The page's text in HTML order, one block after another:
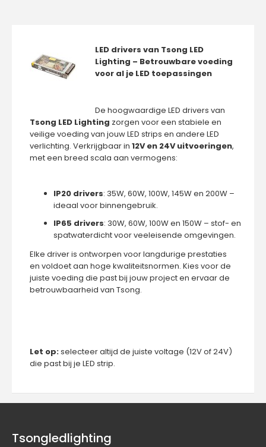
LED drivers van Tsong LED
Lighting – Betrouwbare voeding
voor al je LED toepassingen
De hoogwaardige LED drivers van
Tsong LED Lighting zorgen voor een stabiele en
veilige voeding van jouw LED strips en andere LED
verlichting. Verkrijgbaar in 12V en 24V uitvoeringen,
met een breed scala aan vermogens:
IP20 drivers: 35W, 60W, 100W, 145W en 200W –
ideaal voor binnengebruik.
IP65 drivers: 30W, 60W, 100W en 150W – stof- en
spatwaterdicht voor veeleisende omgevingen.
Elke driver is ontworpen voor langdurige prestaties
en voldoet aan hoge kwaliteitsnormen. Kies voor de
juiste voeding die past bij jouw project en ervaar de
betrouwbaarheid van Tsong.
Let op:selecteer altijd de juiste voltage (12V of 24V)
die past bij je LED strip.
Tsongledlighting